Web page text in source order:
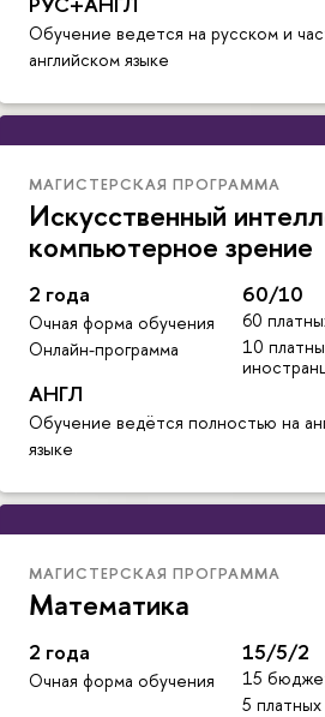
Обучение ведется на русском и
английском языке
МАГИСТЕРСКАЯ ПРОГРАММА
Искусственный
компьютерное зрение
2 года
Очная форма обучения
Онлайн-программа
60/10
60
10
АНГЛ
Обучение ведётся полностью на
языке
МАГИСТЕРСКАЯ ПРОГРАММА
Математика
2 года
Очная форма обучения
15/5/2
15
5